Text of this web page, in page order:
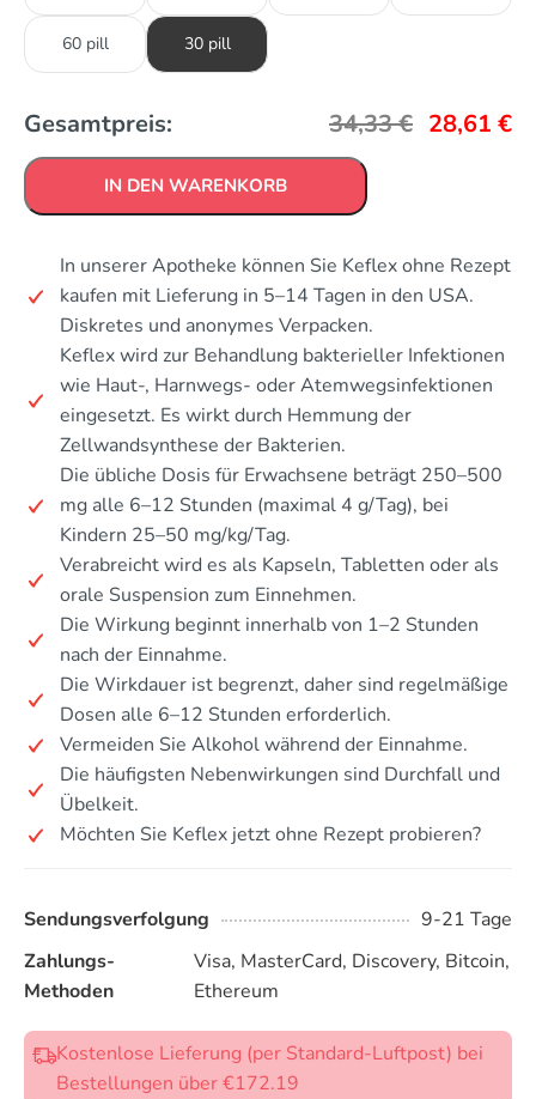
60 pill 30 pill
Gesamtpreis: 34,33€ 28,61 €
IN DEN WARENKORB
In unserer Apotheke können Sie Keflex ohne Rezept
kaufen mit Lieferung in 5–14 Tagen in den USA.
Diskretes und anonymes Verpacken.
Keflex wird zur Behandlung bakterieller Infektionen
wie Haut-, Harnwegs- oder Atemwegsinfektionen
eingesetzt. Es wirkt durch Hemmung der
Zellwandsynthese der Bakterien.
Die übliche Dosis für Erwachsene beträgt 250–500
mg alle 6–12 Stunden (maximal 4 g/Tag), bei
Kindern 25–50 mg/kg/Tag.
Verabreicht wird es als Kapseln, Tabletten oder als
orale Suspension zum Einnehmen.
Die Wirkung beginnt innerhalb von 1–2 Stunden
nach der Einnahme.
Die Wirkdauer ist begrenzt, daher sind regelmäßige
Dosen alle 6–12 Stunden erforderlich.
Vermeiden Sie Alkohol während der Einnahme.
Die häufigsten Nebenwirkungen sind Durchfall und
Übelkeit.
Möchten Sie Keflex jetzt ohne Rezept probieren?
Sendungsverfolgung
9-21 Tage
Zahlungs-
Methoden
Visa, MasterCard, Discovery, Bitcoin,
Ethereum
Kostenlose Lieferung (per Standard-Luftpost) bei
Bestellungen über €172.19